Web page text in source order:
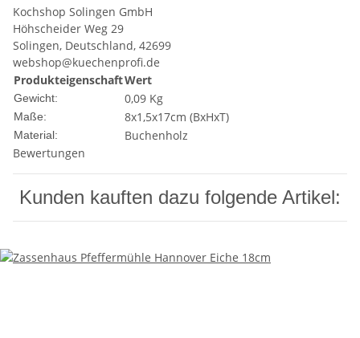
Kochshop Solingen GmbH
Höhscheider Weg 29
Solingen, Deutschland, 42699
webshop@kuechenprofi.de
ProdukteigenschaftWert
Gewicht: 0,09 Kg
Maße: 8x1,5x17cm (BxHxT)
Material:
Buchenholz
Bewertungen
Kunden kauften dazu folgende Artikel: